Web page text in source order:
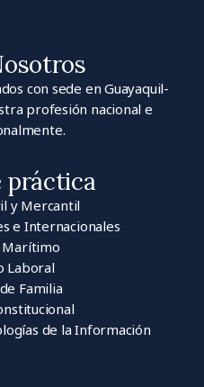
con sede en Guayaquil-
profesión nacional e
práctica
y Mercantil
e Internacionales
Marítimo
Laboral
Familia
de la Información